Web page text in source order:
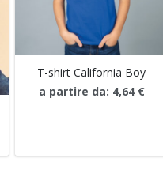
T-shirt California Boy
a partire da: 4,64 €